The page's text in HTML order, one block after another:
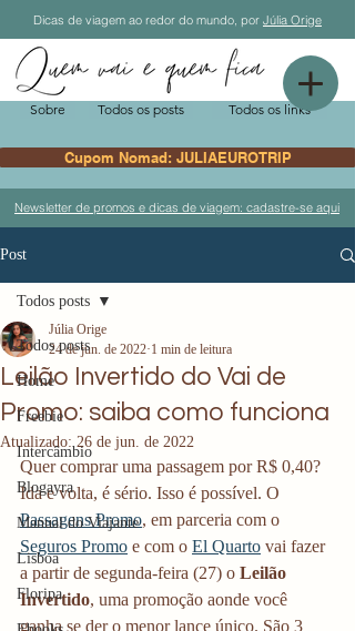
Sobre Todos os posts Todos os links
Cupom Nomad: JULIAEUROTRIP
Dicas de viagem ao redor do mundo, por Júlia Orige
Newsletter de promos e dicas de viagem: cadastre-se aqui
Post
Todos posts
Home
Freebie
Intercâmbio
Blogayra
Manual do Viajante
Lisboa
Floripa
Todos posts
Leilão Invertido do Vai de
Promo: saiba como funciona
Júlia Orige
24 de jun. de 2022 1 min de leitura
Atualizado:26 de jun. de 2022
Quer comprar uma passagem por R$ 0,40?
Ida e volta, é sério. Isso é possível. O
Passagens Promo, em parceria com o
Seguros Promo e com o El Quarto vai fazer
a partir de segunda-feira (27) o Leilão
Invertido, uma promoção aonde você
ganha se der o menor lance único. São 3